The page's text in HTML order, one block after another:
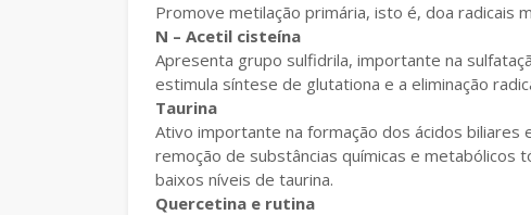
Promove metilação primária, isto é, doa radicais
N – Acetil cisteína
Apresenta grupo sulfidrila, importante na
estimula síntese de glutationa e a eliminação
Taurina
Ativo importante na formação dos ácidos biliares
remoção de substâncias químicas e metabólicos
baixos níveis de taurina.
Quercetina e rutina